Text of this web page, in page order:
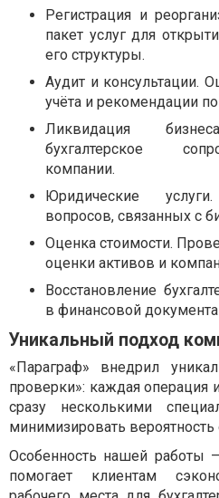
Регистрация и
пакет услуг для
его структуры.
Аудит и консультации.
учёта и рекомендации
Ликвидация
бухгалтерское
компании.
Юридические
вопросов, связанных с
Оценка стоимости.
оценки активов и
Восстановление
в финансовой
Уникальный подход
«Параграф» внедрил
проверки»: каждая операция
сразу несколькими
минимизировать
Особенность нашей работы
помогает клиентам